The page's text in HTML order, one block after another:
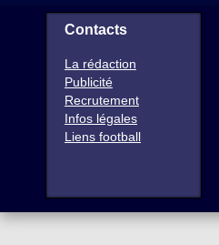
Contacts
La rédaction
Publicité
Recrutement
Infos légales
Liens football